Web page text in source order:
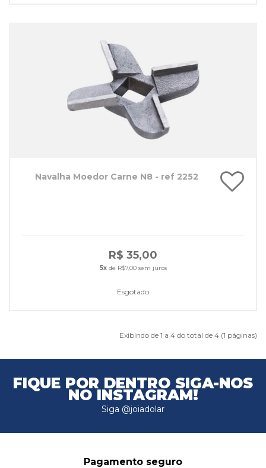
Navalha Moedor Carne N8 - ref 2252
R$ 35,00
5xde R$7,00 sem juros
Esgotado
Exibindo de 1 a 4 do total de 4 (1 páginas)
FIQUE POR DENTRO SIGA-NOS
NO INSTAGRAM!
Siga @joiadolar
Pagamento seguro